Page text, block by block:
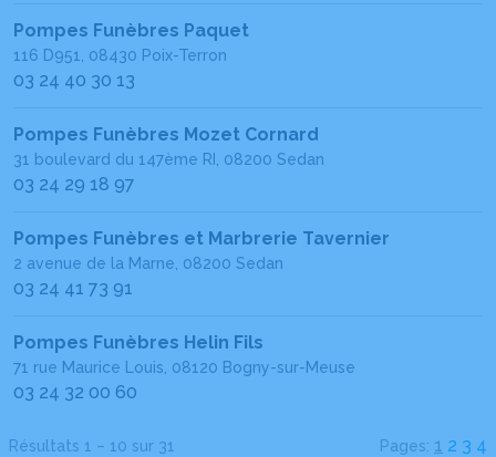
Pompes Funèbres Paquet
116 D951, 08430 Poix-Terron
03 24 40 30 13
Pompes Funèbres Mozet Cornard
31 boulevard du 147ème RI, 08200 Sedan
03 24 29 18 97
Pompes Funèbres et Marbrerie Tavernier
2 avenue de la Marne, 08200 Sedan
03 24 41 73 91
Pompes Funèbres Helin Fils
71 rue Maurice Louis, 08120 Bogny-sur-Meuse
03 24 32 00 60
Résultats 1 – 10 sur 31 Pages: 1 2 3 4